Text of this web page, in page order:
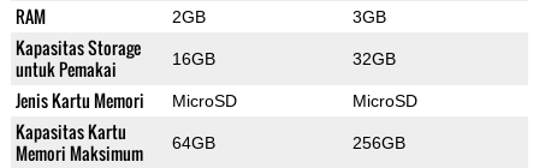
RAM 2GB 3GB
Kapasitas Storage
untuk Pemakai
16GB 32GB
Jenis Kartu Memori MicroSD MicroSD
Kapasitas Kartu
Memori Maksimum
64GB 256GB